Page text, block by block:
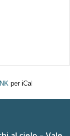
per iCal